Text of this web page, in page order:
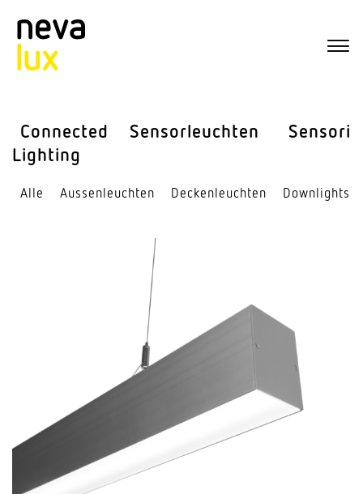
Connected
Lighting
Sensor­leuchten Sensorik
Alle Aussen­leuchten Decken­leuchten Down­lights